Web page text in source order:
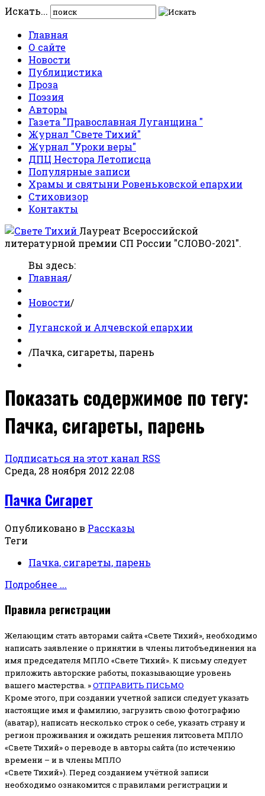
Искать...
Главная
О сайте
Новости
Публицистика
Проза
Поэзия
Авторы
Газета "Православная Луганщина "
Журнал "Свете Тихий"
Журнал "Уроки веры"
ДПЦ Нестора Летописца
Популярные записи
Храмы и святыни Ровеньковской епархии
Стиховизор
Контакты
Лауреат Всероссийской
литературной премии СП России "СЛОВО-2021".
Вы здесь:
Главная/
Новости/
Луганской и Алчевской епархии
/Пачка, сигареты, парень
Показать содержимое по тегу:
Пачка, сигареты, парень
Подписаться на этот канал RSS
Среда, 28 ноября 2012 22:08
Пачка Сигарет
Опубликовано в Рассказы
Теги
Пачка, сигареты, парень
Подробнее ...
Правила регистрации
Желающим стать авторами сайта «Свете Тихий», необходимо
написать заявление о принятии в члены литобъединения на
имя председателя МПЛО «Свете Тихий». К письму следует
приложить авторские работы, показывающие уровень
вашего мастерства. »ОТПРАВИТЬ ПИСЬМО
Кроме этого, при создании учетной записи следует указать
настоящие имя и фамилию, загрузить свою фотографию
(аватар), написать несколько строк о себе, указать страну и
регион проживания и ожидать решения литсовета МПЛО
«Свете Тихий» о переводе в авторы сайта (по истечению
времени – и в члены МПЛО
«Свете Тихий»). Перед созданием учётной записи
необходимо ознакомится с правилами регистрации и